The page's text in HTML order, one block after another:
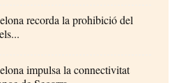
recorda la prohibició del
impulsa la connectivitat